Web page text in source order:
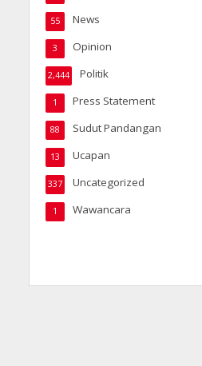
News
55
Opinion
3
Politik
2,444
Press Statement
1
Sudut Pandangan
88
Ucapan
13
Uncategorized
337
Wawancara
1